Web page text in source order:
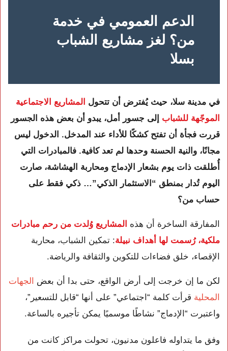
الدعم العمومي في خدمة
من؟ لغز مشاريع الشباب
بسلا
في مدينة سلا، حيث يُفترض أن تتحول المشاريع الاجتماعية
الموجّهة للشباب إلى جسور أمل، يبدو أن بعض هذه الجسور
قررت فجأة أن تفتح كشكًا للأداء عند المدخل. الدخول ليس
مجانًا، والنية الحسنة وحدها لم تعد كافية. فالمبادرات التي
أُطلقت ذات يوم بشعار الإدماج ومحاربة الهشاشة، صارت
اليوم تُدار بمنطق “الاستثمار الذكي”… ذكي فقط على
حساب من؟
المفارقة الساخرة أن هذه المشاريع وُلدت من رحم مبادرات
ملكية، رُسمت لها أهداف نبيلة: تمكين الشباب، محاربة
الإقصاء، خلق فضاءات للتكوين والثقافة والرياضة.
لكن ما إن خرجت إلى أرض الواقع، حتى بدا أن بعض
الجهات
المحلية قرأت كلمة “اجتماعي” على أنها “قابل للتسعير”،
واعتبرت “الإدماج” نشاطًا موسميًا يمكن تأجيره بالساعة.
وفق ما يتداوله فاعلون مدنيون، تحولت مراكز كانت من